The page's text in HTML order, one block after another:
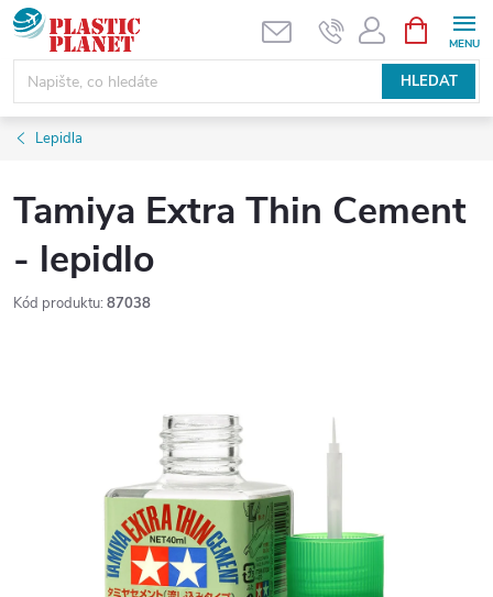
Přejít
na
obsah
HLEDAT
NÁKUPNÍ
KOŠÍK
Lepidla
Tamiya Extra Thin Cement
- lepidlo
Kód produktu: 87038